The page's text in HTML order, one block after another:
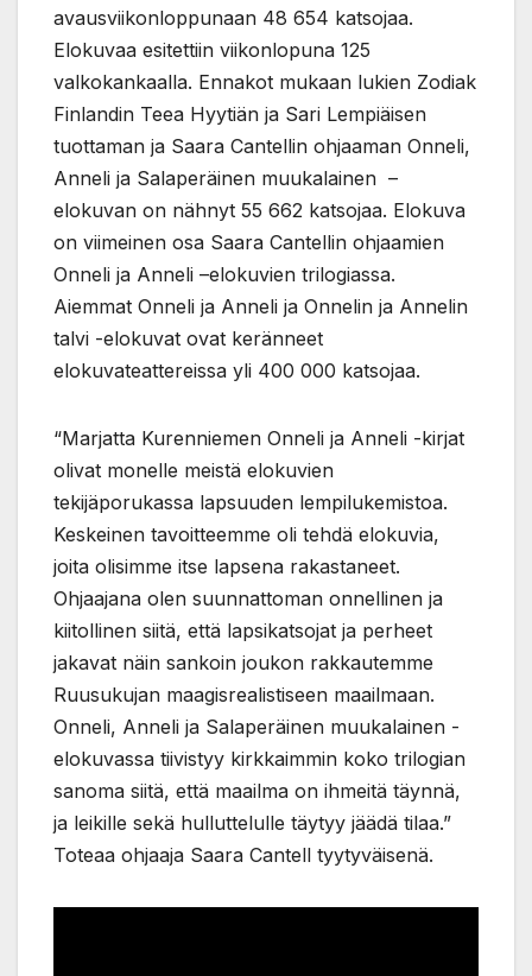
avausviikonloppunaan 48 654 katsojaa.
Elokuvaa esitettiin viikonlopuna 125
valkokankaalla. Ennakot mukaan lukien Zodiak
Finlandin Teea Hyytiän ja Sari Lempiäisen
tuottaman ja Saara Cantellin ohjaaman Onneli,
Anneli ja Salaperäinen muukalainen –
elokuvan on nähnyt 55 662 katsojaa. Elokuva
on viimeinen osa Saara Cantellin ohjaamien
Onneli ja Anneli –elokuvien trilogiassa.
Aiemmat Onneli ja Anneli ja Onnelin ja Annelin
talvi -elokuvat ovat keränneet
elokuvateattereissa yli 400 000 katsojaa.
“Marjatta Kurenniemen Onneli ja Anneli -kirjat
olivat monelle meistä elokuvien
tekijäporukassa lapsuuden lempilukemistoa.
Keskeinen tavoitteemme oli tehdä elokuvia,
joita olisimme itse lapsena rakastaneet.
Ohjaajana olen suunnattoman onnellinen ja
kiitollinen siitä, että lapsikatsojat ja perheet
jakavat näin sankoin joukon rakkautemme
Ruusukujan maagisrealistiseen maailmaan.
Onneli, Anneli ja Salaperäinen muukalainen -
elokuvassa tiivistyy kirkkaimmin koko trilogian
sanoma siitä, että maailma on ihmeitä täynnä,
ja leikille sekä hulluttelulle täytyy jäädä tilaa.”
Toteaa ohjaaja Saara Cantell tyytyväisenä.